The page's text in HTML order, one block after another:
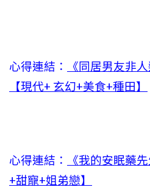
心得連結：
《同居男友非
【現代+ 玄幻+美食+種田】
心得連結：
《我的安眠藥
+甜寵+姐弟戀】